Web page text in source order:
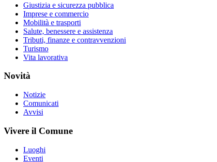
Giustizia e sicurezza pubblica
Imprese e commercio
Mobilità e trasporti
Salute, benessere e assistenza
Tributi, finanze e contravvenzioni
Turismo
Vita lavorativa
Novità
Notizie
Comunicati
Avvisi
Vivere il Comune
Luoghi
Eventi